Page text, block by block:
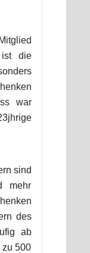
die
war
sind
mehr
des
ab
500